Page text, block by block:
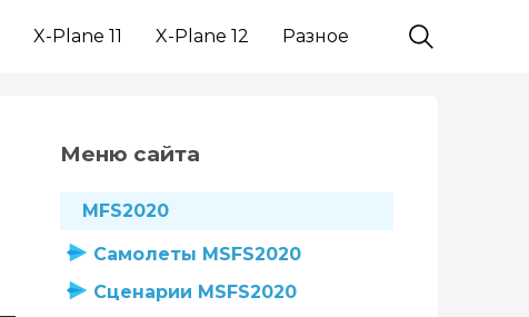
X-Plane 11 X-Plane 12 Разное
Меню сайта
MFS2020
Самолеты MSFS2020
Сценарии MSFS2020